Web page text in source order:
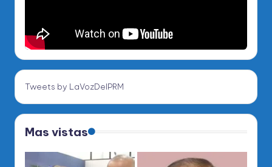
Tweets by LaVozDelPRM
Mas vistas